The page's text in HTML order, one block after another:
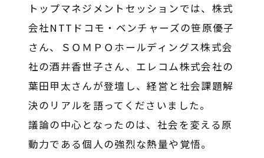
トップマネジメントセッションでは、株式
会社NTTドコモ・ベンチャーズの笹原優子
さん、ＳＯＭＰＯホールディングス株式会
社の酒井香世子さん、エレコム株式会社の
葉田甲太さんが登壇し、経営と社会課題解
決のリアルを語ってくださいました。
議論の中心となったのは、社会を変える原
動力である個人の強烈な熱量や覚悟。